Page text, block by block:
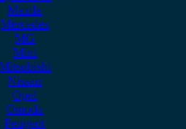
Mazda
Mercedes
MG
Mini
Nissan
Opel
Omoda
Peugeot